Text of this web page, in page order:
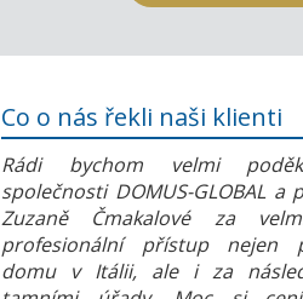
Co o nás řekli naši klienti
Rádi bychom velmi
společnosti DOMUS-GLOBAL a
Zuzaně Čmakalové za
profesionální přístup nejen
domu v Itálii, ale i za